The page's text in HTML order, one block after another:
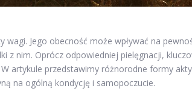
Jego obecność może wpływać na
z nim. Oprócz odpowiedniej pielęgnacji,
artykule przedstawimy różnorodne formy
na ogólną kondycję i samopoczucie.